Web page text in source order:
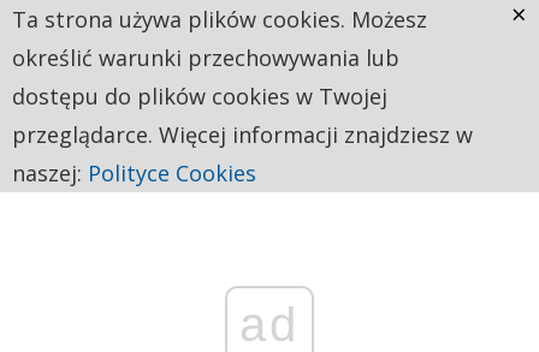
ad
Ta strona używa plików cookies. Możesz
określić warunki przechowywania lub
dostępu do plików cookies w Twojej
przeglądarce. Więcej informacji znajdziesz w
naszej: Polityce Cookies
×